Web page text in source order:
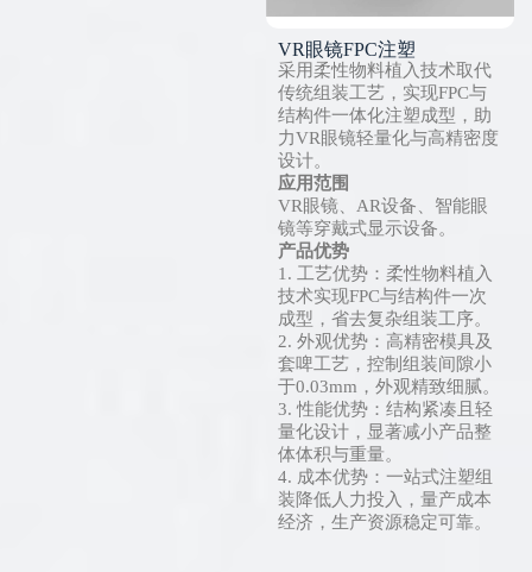
VR眼镜FPC注塑
采用柔性物料植入技术取代
传统组装工艺，实现FPC与
结构件一体化注塑成型，助
力VR眼镜轻量化与高精密度
设计。
应用范围
VR眼镜、AR设备、智能眼
镜等穿戴式显示设备。
产品优势
1. 工艺优势：柔性物料植入
技术实现FPC与结构件一次
成型，省去复杂组装工序。
2. 外观优势：高精密模具及
套啤工艺，控制组装间隙小
于0.03mm，外观精致细腻。
3. 性能优势：结构紧凑且轻
量化设计，显著减小产品整
体体积与重量。
4. 成本优势：一站式注塑组
装降低人力投入，量产成本
经济，生产资源稳定可靠。